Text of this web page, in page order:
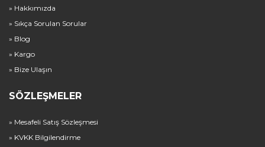
» Hakkımızda
» Sıkça Sorulan Sorular
» Blog
» Kargo
» Bize Ulaşın
SÖZLEŞMELER
» Mesafeli Satış Sözleşmesi
» KVKK Bilgilendirme